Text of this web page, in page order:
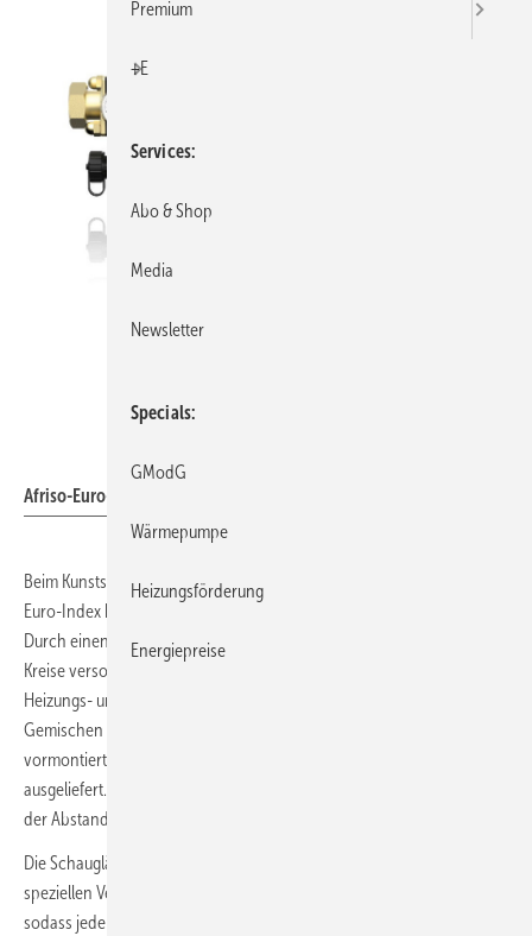
Afriso-Euro-Index: Heizkreisverteiler ProCalida MC 1.
Beim Kunststoff-Heizkreisverteiler
Euro-Index begrenzt ein Doppelkammersystem den Wärmeverlust.
Durch einen großen Querschnitt kann er zwei bis zwölf Heiz-/Kühl-
Kreise versorgen. Ausgelegt ist ProCalida MC 1 für die Verteilung von
Heizungs- und Kühlwasser nach VDI 2035 oder Wasser-Glykol-
Gemischen in geschlossenen Systemen. Der Verteiler wird
vormontiert, dichtheitsgeprüft und komplett anschlussfertig
ausgeliefert. Der vierteilige Wandhalter lässt sich frei platzieren und
der Abstand zur Vorlauf- bzw. Rücklaufleitung nach Bedarf einstellen.
Die Schaugläser der Durchflussmesser können aufgrund einer
speziellen Ventiltechnik unter vollem Systemdruck gereinigt werden,
sodass jederzeit eine gute Ablesbarkeit des eingestellten Werts
Premium
+E
Services
Abo & Shop
Media
Newsletter
Specials
GModG
Wärmepumpe
Heizungsförderung
Energiepreise